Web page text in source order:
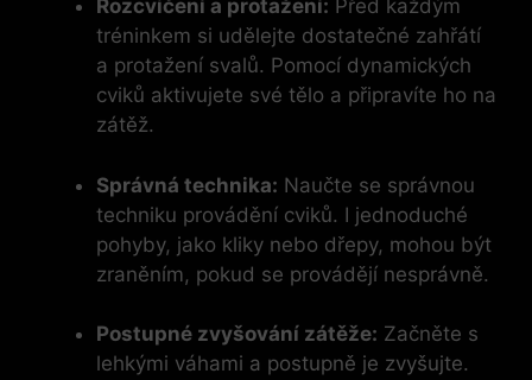
Rozcvičení a protažení: Před každým
tréninkem si udělejte dostatečné zahřátí
a protažení svalů. Pomocí dynamických
cviků aktivujete své tělo a připravíte ho na
zátěž.
Správná technika: Naučte se správnou
techniku provádění cviků. I jednoduché
pohyby, jako kliky nebo dřepy, mohou být
zraněním, pokud se provádějí nesprávně.
Postupné zvyšování zátěže: Začněte s
lehkými váhami a postupně je zvyšujte.